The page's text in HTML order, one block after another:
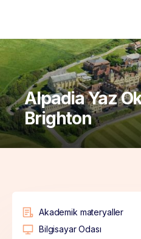
Alpadia Yaz
Brighton
Akademik materyaller
Bilgisayar Odası